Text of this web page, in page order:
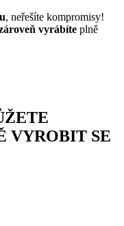
, neřešíte kompromisy!
vyrábíte plně
VYROBIT SE